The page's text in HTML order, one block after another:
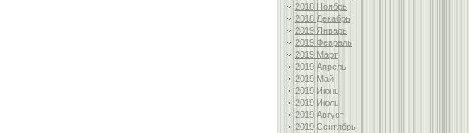
2018 Ноябрь
2018 Декабрь
2019 Январь
2019 Февраль
2019 Март
2019 Апрель
2019 Май
2019 Июнь
2019 Июль
2019 Август
2019 Сентябрь